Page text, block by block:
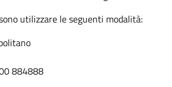
utilizzare le seguenti modalità:
884888